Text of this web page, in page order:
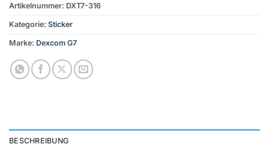
Artikelnummer: DXT7-316
Kategorie: Sticker
Marke: Dexcom G7
BESCHREIBUNG